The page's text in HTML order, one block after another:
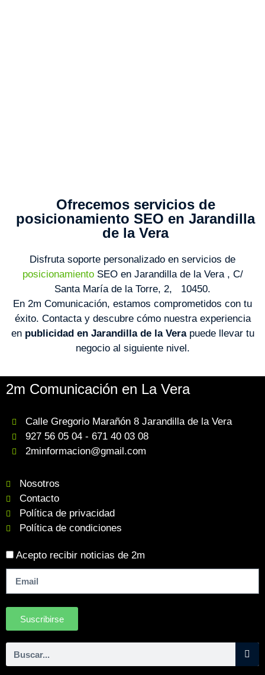
Ofrecemos servicios de
posicionamiento SEO en Jarandilla
de la Vera
Disfruta soporte personalizado en servicios de
posicionamientoSEO en Jarandilla de la Vera , C/
Santa María de la Torre, 2, 10450.
En 2m Comunicación, estamos comprometidos con tu
éxito. Contacta y descubre cómo nuestra experiencia
en publicidad en Jarandilla de la Verapuede llevar tu
negocio al siguiente nivel.
2m Comunicación en La Vera
Calle Gregorio Marañón 8 Jarandilla de la Vera
927 56 05 04 - 671 40 03 08
2minformacion@gmail.com
Nosotros
Contacto
Política de privacidad
Política de condiciones
Acepto recibir noticias de 2m
Suscribirse